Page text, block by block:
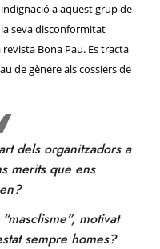
a aquest grup de
seva disconformitat
Bona Pau. Es tracta
de gènere als cossiers de
dels organitzadors a
merits que ens
motivat
sempre homes?